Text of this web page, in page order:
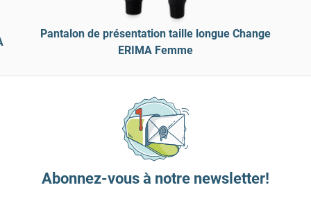
Pantalon de présentation taille longue Change
ERIMA Femme
Abonnez-vous à notre newsletter!